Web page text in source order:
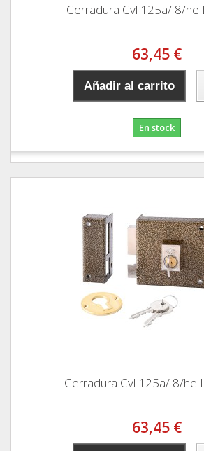
Cerradura Cvl 125a/ 8/he
63,45 €
Añadir al carrito
En stock
Cerradura Cvl 125a/ 8/he
63,45 €